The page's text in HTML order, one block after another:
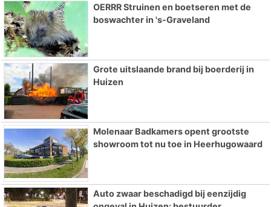
OERRR Struinen en boetseren met de
boswachter in 's-Graveland
Grote uitslaande brand bij boerderij in
Huizen
Molenaar Badkamers opent grootste
showroom tot nu toe in Heerhugowaard
Auto zwaar beschadigd bij eenzijdig